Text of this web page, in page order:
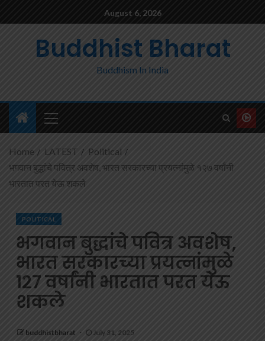
August 6, 2026
Buddhist Bharat
Buddhism In India
Home LATEST
Political
भगवान बुद्धांचे पवित्र अवशेष, भारत सरकारच्या प्रयत्नांमुळे १२७ वर्षांनी
भारतात परत येऊ शकले
POLITICAL
भगवान बुद्धांचे पवित्र अवशेष,
भारत सरकारच्या प्रयत्नांमुळे
१२७ वर्षांनी भारतात परत येऊ
शकले
buddhistbharat July 31, 2025